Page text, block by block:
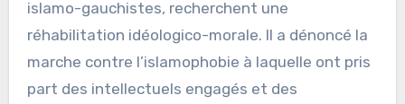
islamo-gauchistes, recherchent une
réhabilitation idéologico-morale. Il a dénoncé la
marche contre l’islamophobie à laquelle ont pris
part des intellectuels engagés et des